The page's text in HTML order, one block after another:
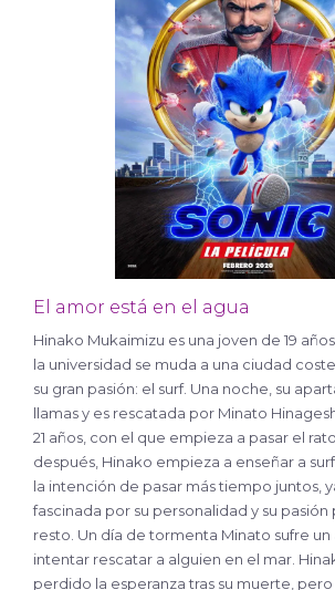
El amor está en el agua
Hinako Mukaimizu es una joven de 19
la universidad se muda a una ciudad
su gran pasión: el surf. Una noche, su
llamas y es rescatada por Minato
21 años, con el que empieza a pasar el
después, Hinako empieza a enseñar a
la intención de pasar más tiempo juntos,
fascinada por su personalidad y su pasión
resto. Un día de tormenta Minato sufre
intentar rescatar a alguien en el mar.
perdido la esperanza tras su muerte,